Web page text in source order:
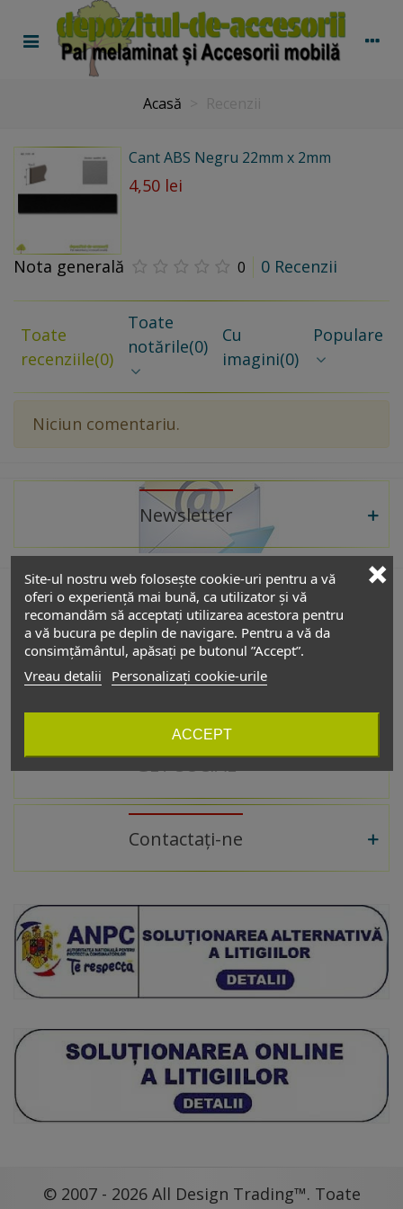
Acasă
Cant ABS Negru 22mm x 2mm
4,50 lei
Nota generală 0 0 Recenzii
Toate
recenziile(0)
Toate
notările(0)
Cu
imagini(0)
Populare
Niciun comentariu.
Site-ul nostru web folosește cookie-uri pentru a vă
oferi o experiență mai bună, ca utilizator și vă
recomandăm să acceptați utilizarea acestora pentru
a vă bucura pe deplin de navigare. Pentru a vă da
consimțământul, apăsați pe butonul ”Accept”.
Vreau detalii
Personalizați cookie-urile
ACCEPT
Newsletter
De interes
Catalog
GET SOCIAL
Contactați-ne
© 2007 - 2026 All Design Trading™. Toate